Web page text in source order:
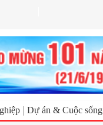
Dự án & Cuộc sống